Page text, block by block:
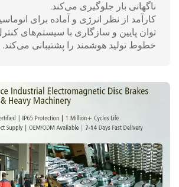
ناگهانی بار جلوگیری می‌کند.
کارآمد از نظر انرژی و آماده برای
خطوط تولید هوشمند را پشتیبانی می‌کند.